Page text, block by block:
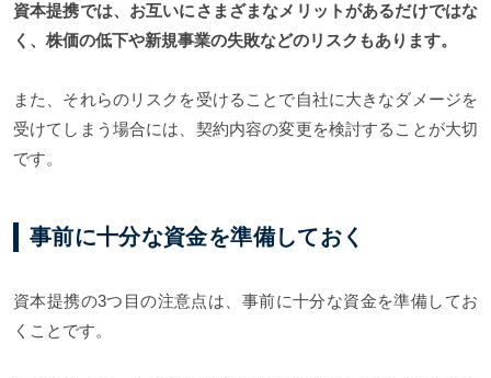
資本提携では、お互いにさまざまなメリットがあるだけではな
く、株価の低下や新規事業の失敗などのリスクもあります。
また、それらのリスクを受けることで自社に大きなダメージを
受けてしまう場合には、契約内容の変更を検討することが大切
です。
事前に十分な資金を準備しておく
資本提携の3つ目の注意点は、事前に十分な資金を準備してお
くことです。